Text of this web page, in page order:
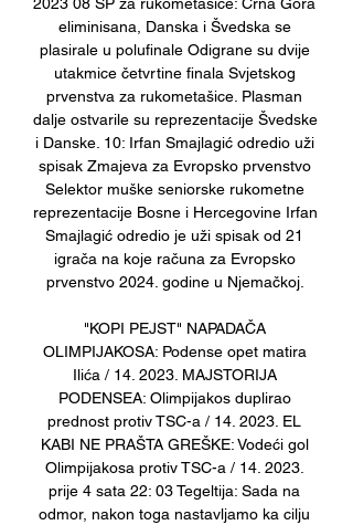
2023 08 SP za rukometašice: Crna Gora
eliminisana, Danska i Švedska se
plasirale u polufinale Odigrane su dvije
utakmice četvrtine finala Svjetskog
prvenstva za rukometašice. Plasman
dalje ostvarile su reprezentacije Švedske
i Danske. 10: Irfan Smajlagić odredio uži
spisak Zmajeva za Evropsko prvenstvo
Selektor muške seniorske rukometne
reprezentacije Bosne i Hercegovine Irfan
Smajlagić odredio je uži spisak od 21
igrača na koje računa za Evropsko
prvenstvo 2024. godine u Njemačkoj.
"KOPI PEJST" NAPADAČA
OLIMPIJAKOSA: Podense opet matira
Ilića / 14. 2023. MAJSTORIJA
PODENSEA: Olimpijakos duplirao
prednost protiv TSC-a / 14. 2023. EL
KABI NE PRAŠTA GREŠKE: Vodeći gol
Olimpijakosa protiv TSC-a / 14. 2023.
prije 4 sata 22: 03 Tegeltija: Sada na
odmor, nakon toga nastavljamo ka cilju